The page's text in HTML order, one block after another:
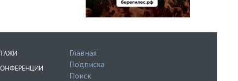
Главная
Подписка
Поиск